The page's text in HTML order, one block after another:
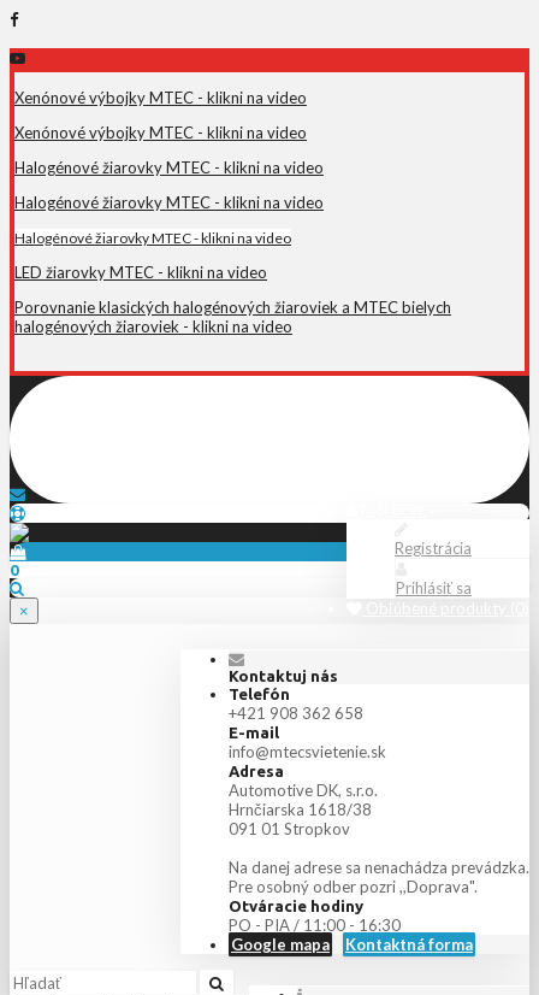
Xenónové výbojky MTEC - klikni na video
Xenónové výbojky MTEC - klikni na video
Halogénové žiarovky MTEC - klikni na video
Halogénové žiarovky MTEC - klikni na video
Halogénové žiarovky MTEC - klikni na video
LED žiarovky MTEC - klikni na video
Porovnanie klasických halogénových žiaroviek a MTEC bielych
halogénových žiaroviek - klikni na video
Registrácia
Prihlásiť sa
Kontaktuj nás
Telefón
+421 908 362 658
E-mail
info@mtecsvietenie.sk
Adresa
Automotive DK, s.r.o.
Hrnčiarska 1618/38
091 01 Stropkov
Na danej adrese sa nenachádza prevádzka.
Pre osobný odber pozri ,,Doprava".
Otváracie hodiny
PO - PIA / 11:00 - 16:30
Google mapa
Kontaktná forma
0
×